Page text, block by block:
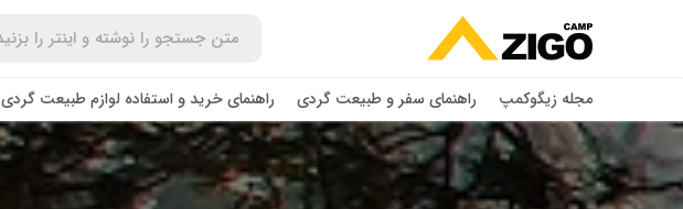
مجله زیگوکمپ راهنمای سفر و طبیعت گردی راهنمای خرید و استفاده لوازم طبیعت ‌گردی